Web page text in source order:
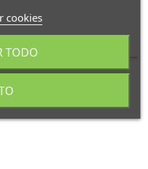
cookies
TODO